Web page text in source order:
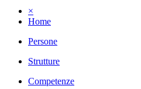
×
Home
Persone
Strutture
Competenze